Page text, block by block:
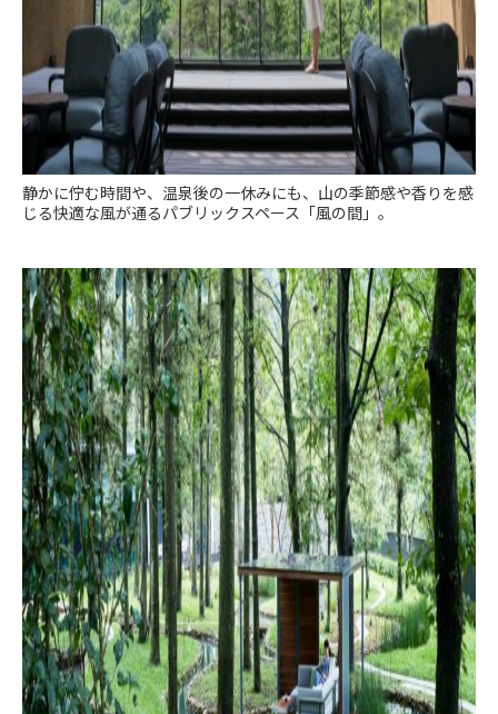
静かに佇む時間や、温泉後の一休みにも、山の季節感や香りを感
じる快適な風が通るパブリックスペース「風の間」。